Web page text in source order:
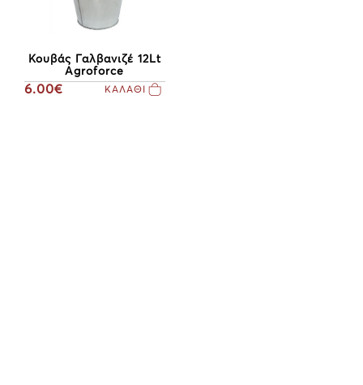
Κουβάς Γαλβανιζέ 12Lt
Agroforce
6.00€ ΚΑΛΑΘΙ